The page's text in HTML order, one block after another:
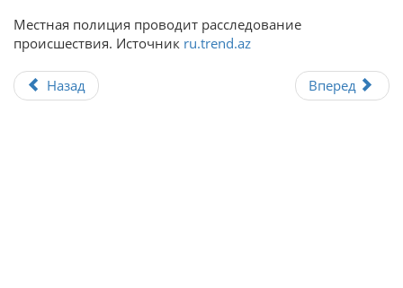
Местная полиция проводит расследование
происшествия. Источник ru.trend.az
Назад Вперед